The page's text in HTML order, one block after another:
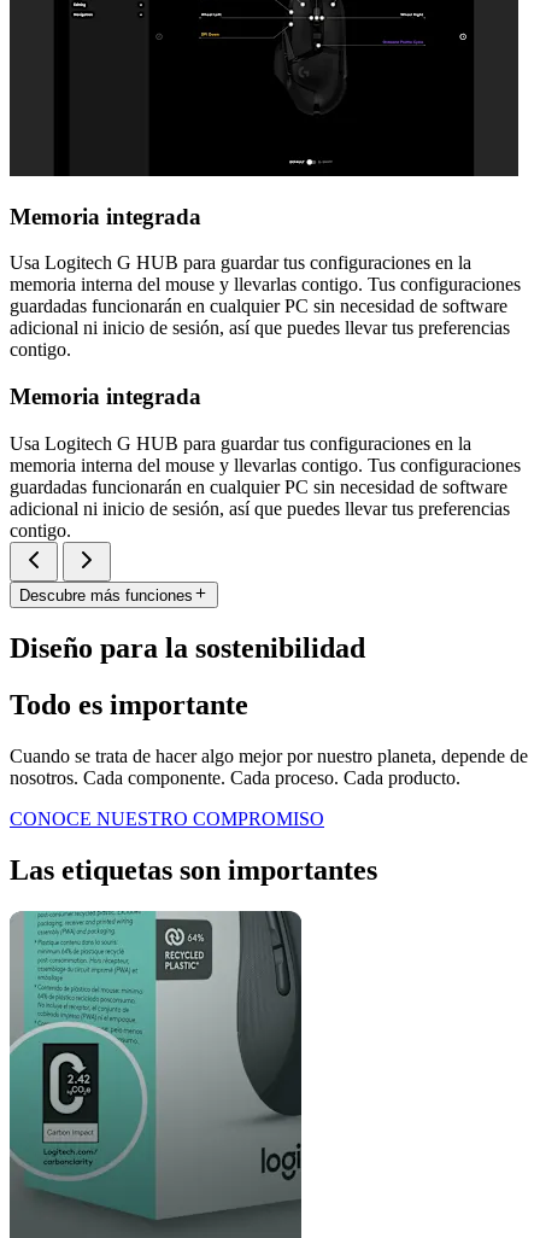
Memoria integrada
Usa Logitech G HUB para guardar tus configuraciones en la
memoria interna del mouse y llevarlas contigo. Tus configuraciones
guardadas funcionarán en cualquier PC sin necesidad de software
adicional ni inicio de sesión, así que puedes llevar tus preferencias
contigo.
Memoria integrada
Usa Logitech G HUB para guardar tus configuraciones en la
memoria interna del mouse y llevarlas contigo. Tus configuraciones
guardadas funcionarán en cualquier PC sin necesidad de software
adicional ni inicio de sesión, así que puedes llevar tus preferencias
contigo.
Descubre más funciones
Diseño para la sostenibilidad
Todo es importante
Cuando se trata de hacer algo mejor por nuestro planeta, depende de
nosotros. Cada componente. Cada proceso. Cada producto.
CONOCE NUESTRO COMPROMISO
Las etiquetas son importantes